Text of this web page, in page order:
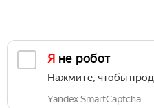
Я не робот
Нажмите, чтобы
Yandex SmartCaptcha